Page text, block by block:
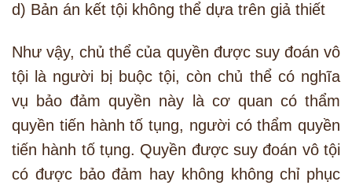
d) Bản án kết tội không thể dựa trên giả thiết
Như vậy, chủ thể của quyền được suy đoán vô
tội là người bị buộc tội, còn chủ thể có nghĩa
vụ bảo đảm quyền này là cơ quan có thẩm
quyền tiến hành tố tụng, người có thẩm quyền
tiến hành tố tụng. Quyền được suy đoán vô tội
có được bảo đảm hay không không chỉ phục